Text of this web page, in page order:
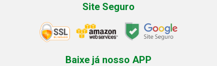
Site Seguro
Baixe já nosso APP